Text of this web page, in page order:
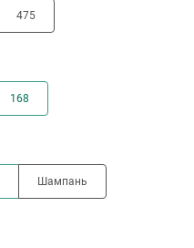
475
168
Шампань